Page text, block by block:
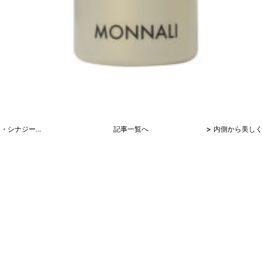
Ｂ８ウォーター・シナジーでデトックス 記事一覧へ >